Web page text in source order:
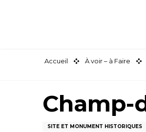
Accueil À voir – à Faire
Champ-
SITE ET MONUMENT HISTORIQUES